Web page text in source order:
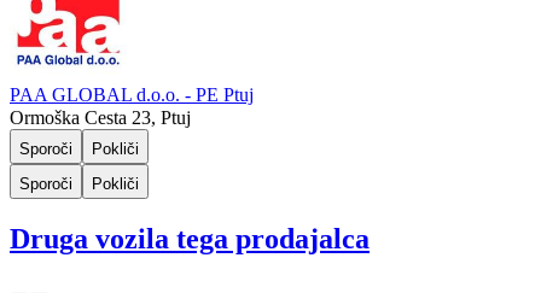
PAA GLOBAL d.o.o. - PE Ptuj
Ormoška Cesta 23, Ptuj
Sporoči
Pokliči
Sporoči
Pokliči
Druga vozila tega prodajalca